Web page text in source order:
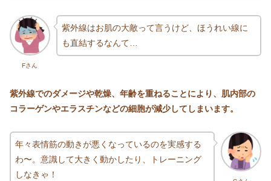
Fさん
紫外線はお肌の大敵って言うけど、ほうれい線に
も直結するなんて…
紫外線でのダメージや乾燥、年齢を重ねることにより、肌内部の
コラーゲンやエラスチンなどの細胞が減少してしまいます。
年々表情筋の動きが悪くなっているのを実感する
わ〜。意識して大きく動かしたり、トレーニング
しなきゃ！